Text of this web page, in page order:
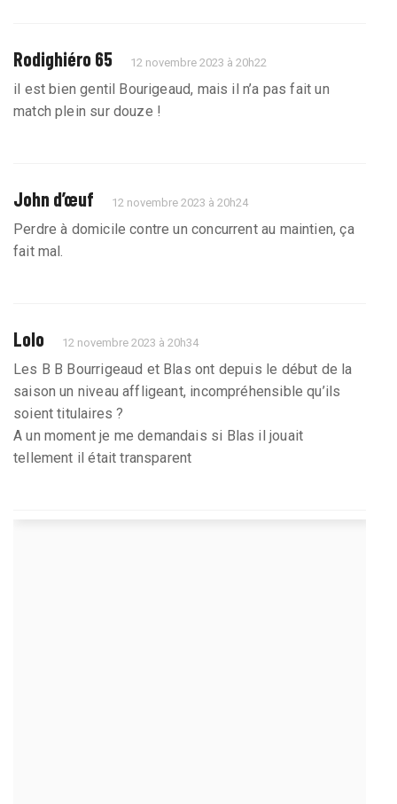
Rodighiéro 65 12 novembre 2023 à 20h22
il est bien gentil Bourigeaud, mais il n’a pas fait un
match plein sur douze !
John d’œuf 12 novembre 2023 à 20h24
Perdre à domicile contre un concurrent au maintien, ça
fait mal.
Lolo 12 novembre 2023 à 20h34
Les B B Bourrigeaud et Blas ont depuis le début de la
saison un niveau affligeant, incompréhensible qu’ils
soient titulaires ?
A un moment je me demandais si Blas il jouait
tellement il était transparent